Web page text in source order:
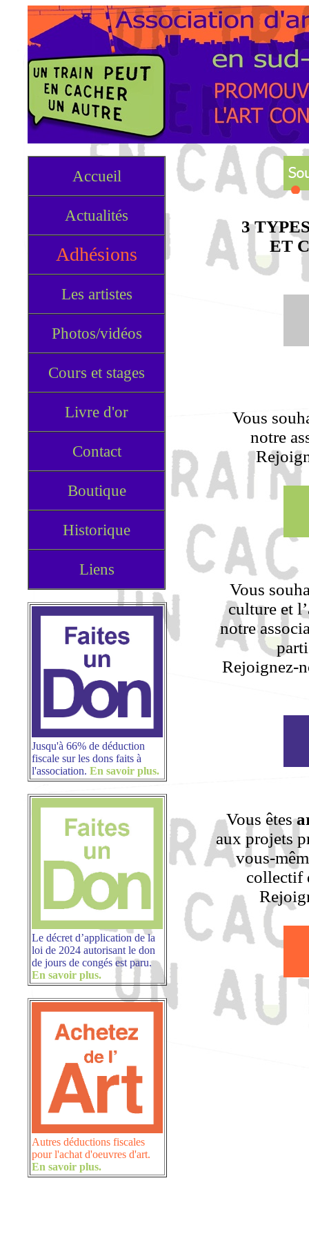
Accueil
Actualités
Adhésions
Les artistes
Photos/vidéos
Cours et stages
Livre d'or
Contact
Boutique
Historique
Liens
Jusqu'à 66% de déduction
fiscale sur les dons faits à
l'association. En savoir plus.
Le décret d’application de la
loi de 2024 autorisant le don
de jours de congés est paru.
En savoir plus.
Autres déductions fiscales
pour l'achat d'oeuvres d'art.
En savoir plus.
3
ET
Vous
notre
Vous
culture et
notre
Rejoignez-
Vous êtes
aux projets
vous-
collectif